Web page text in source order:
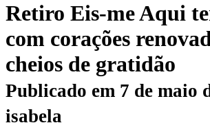
Retiro Eis-me Aqui
com corações
cheios de gratidão
Publicado em 7 de maio
isabela